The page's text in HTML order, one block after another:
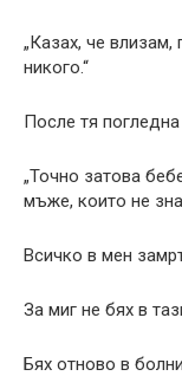
„Казах, че
никого.“
После тя
„Точно затова
мъже, които не
Всичко в мен
За миг не бях в
Бях отново в